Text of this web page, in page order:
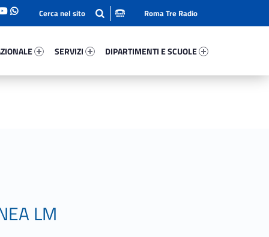
SERVIZI
DIPARTIMENTI E SCUOLE
Roma Tre Radio
LM